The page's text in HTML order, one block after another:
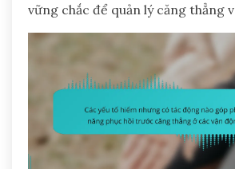
vững chắc để quản lý căng thẳng